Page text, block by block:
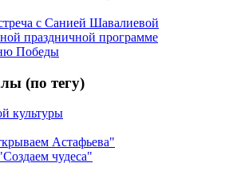
с Санией Шавалиевой
праздничной программе
Победы
(по тегу)
культуры
Астафьева"
чудеса"